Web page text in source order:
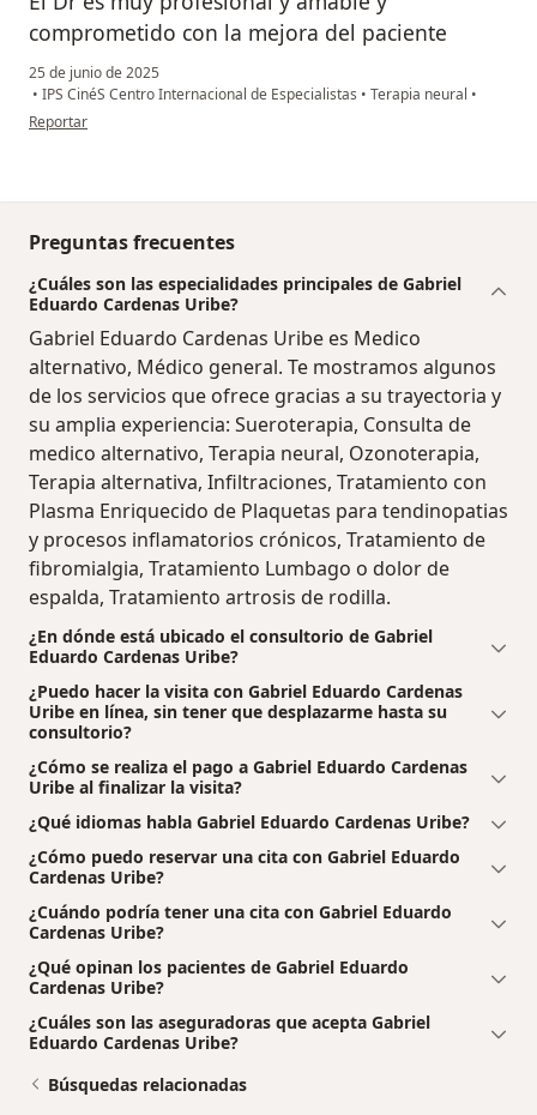
comprometido con la mejora del paciente
25 de junio de 2025
• IPS CinéS Centro Internacional de Especialistas • Terapia neural •
en opinión del usuario Luz carmenza
Reportar
Preguntas frecuentes
¿Cuáles son las especialidades principales de Gabriel
Eduardo Cardenas Uribe?
Gabriel Eduardo Cardenas Uribe es Medico
alternativo, Médico general. Te mostramos algunos
de los servicios que ofrece gracias a su trayectoria y
su amplia experiencia: Sueroterapia, Consulta de
medico alternativo, Terapia neural, Ozonoterapia,
Terapia alternativa, Infiltraciones, Tratamiento con
Plasma Enriquecido de Plaquetas para tendinopatias
y procesos inflamatorios crónicos, Tratamiento de
fibromialgia, Tratamiento Lumbago o dolor de
espalda, Tratamiento artrosis de rodilla.
¿En dónde está ubicado el consultorio de Gabriel
Eduardo Cardenas Uribe?
¿Puedo hacer la visita con Gabriel Eduardo Cardenas
Uribe en línea, sin tener que desplazarme hasta su
consultorio?
¿Cómo se realiza el pago a Gabriel Eduardo Cardenas
Uribe al finalizar la visita?
¿Qué idiomas habla Gabriel Eduardo Cardenas Uribe?
¿Cómo puedo reservar una cita con Gabriel Eduardo
Cardenas Uribe?
¿Cuándo podría tener una cita con Gabriel Eduardo
Cardenas Uribe?
¿Qué opinan los pacientes de Gabriel Eduardo
Cardenas Uribe?
¿Cuáles son las aseguradoras que acepta Gabriel
Eduardo Cardenas Uribe?
Búsquedas relacionadas